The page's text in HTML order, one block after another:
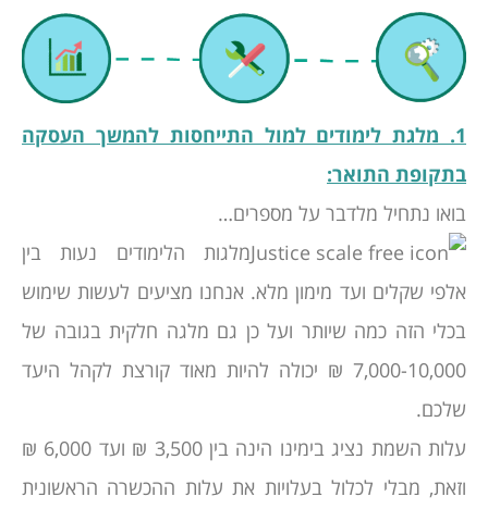
1. מלגת לימודים למול התייחסות להמשך העסקה
בתקופת התואר:
בואו נתחיל מלדבר על מספרים…
מלגות הלימודים נעות בין
אלפי שקלים ועד מימון מלא. אנחנו מציעים לעשות שימוש
בכלי הזה כמה שיותר ועל כן גם מלגה חלקית בגובה של
7,000-10,000 ₪ יכולה להיות מאוד קורצת לקהל היעד
שלכם.
עלות השמת נציג בימינו הינה בין 3,500 ₪ ועד 6,000 ₪
וזאת, מבלי לכלול בעלויות את עלות ההכשרה הראשונית